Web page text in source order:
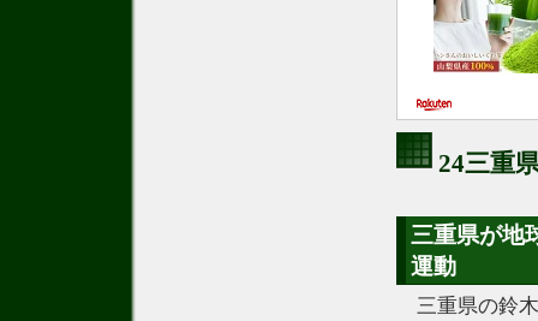
24三重
三重県が地
運動
三重県の鈴